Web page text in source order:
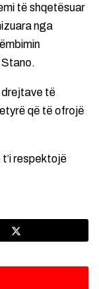
të shqetësuar
nga
drejtave të
që të ofrojë
respektojë